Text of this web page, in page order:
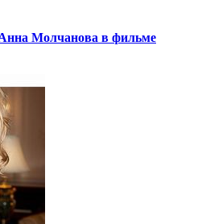
Молчанова в фильме